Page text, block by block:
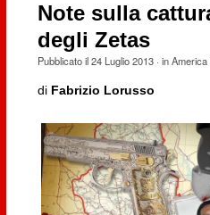
Note sulla
degli Zetas
Pubblicato il24 Luglio 2013· inAmerica
di Fabrizio Lorusso